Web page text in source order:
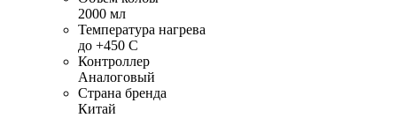
2000 мл
Температура нагрева
до +450 С
Контроллер
Аналоговый
Страна бренда
Китай